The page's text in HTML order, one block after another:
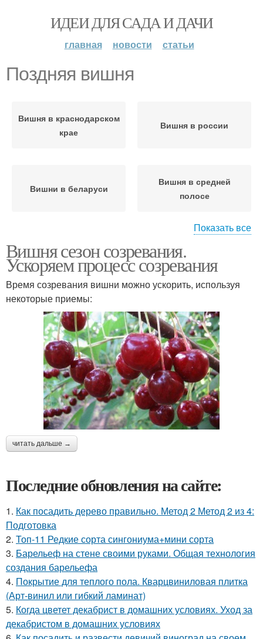
ИДЕИ ДЛЯ САДА И ДАЧИ
главная новости статьи
Поздняя вишня
Вишня в краснодарском
крае
Вишня в россии
Вишни в беларуси
Вишня в средней
полосе
Вишня в казахстане Владимирская вишня
Показать все
Вишня сезон созревания.
Ускоряем процесс созревания
Время созревания вишни можно ускорить, используя
некоторые приемы:
читать дальше →
Последние обновления на сайте:
1. Как посадить дерево правильно. Метод 2 Метод 2 из 4:
Подготовка
2. Топ-11 Редкие сорта сингониума+мини сорта
3. Барельеф на стене своими руками. Общая технология
создания барельефа
4. Покрытие для теплого пола. Кварцвиниловая плитка
(Арт-винил или гибкий ламинат)
5. Когда цветет декабрист в домашних условиях. Уход за
декабристом в домашних условиях